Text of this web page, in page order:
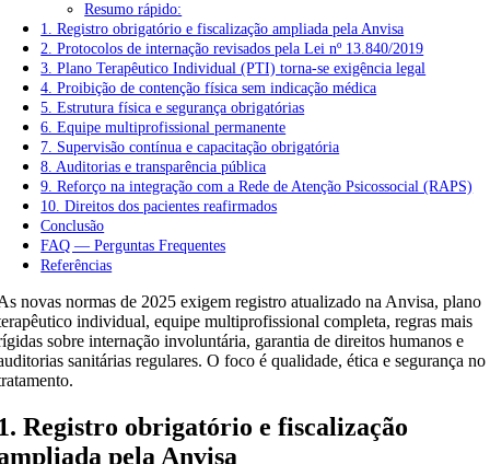
Resumo rápido:
1. Registro obrigatório e fiscalização ampliada pela Anvisa
2. Protocolos de internação revisados pela Lei nº 13.840/2019
3. Plano Terapêutico Individual (PTI) torna-se exigência legal
4. Proibição de contenção física sem indicação médica
5. Estrutura física e segurança obrigatórias
6. Equipe multiprofissional permanente
7. Supervisão contínua e capacitação obrigatória
8. Auditorias e transparência pública
9. Reforço na integração com a Rede de Atenção Psicossocial (RAPS)
10. Direitos dos pacientes reafirmados
Conclusão
FAQ — Perguntas Frequentes
Referências
novas normas de 2025 exigem registro atualizado na Anvisa, plano
individual, equipe multiprofissional completa, regras mais
sobre internação involuntária, garantia de direitos humanos e
sanitárias regulares. O foco é qualidade, ética e segurança no
Registro obrigatório e fiscalização
pela Anvisa